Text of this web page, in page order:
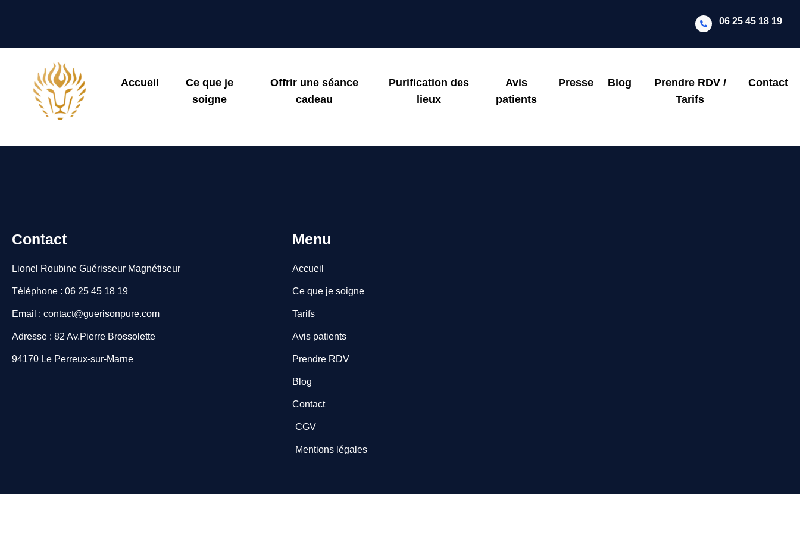
06 25 45 18 19
Accueil
Ce que je
soigne
Offrir une séance
cadeau
Purification des
lieux
Avis
patients
Presse Blog
Prendre RDV /
Tarifs
Contact
Contact
Lionel Roubine Guérisseur Magnétiseur
Téléphone : 06 25 45 18 19
Email : contact@guerisonpure.com
Adresse : 82 Av.Pierre Brossolette
94170 Le Perreux-sur-Marne
Menu
Accueil
Ce que je soigne
Tarifs
Avis patients
Prendre RDV
Blog
Contact
CGV
Mentions légales